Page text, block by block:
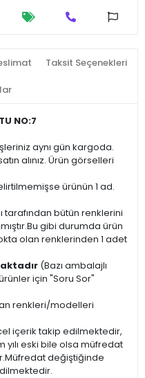
Taksit Seçenekleri
NO:7
aynı gün kargoda.
alınız. Ürün görselleri
ürünün 1 ad.
tarafından bütün renklerini
gibi durumda ürün
olan renklerinden 1 adet
(Bazı ambalajlı
için "Soru Sor"
renkleri/modelleri
içerik takip edilmektedir,
yılı eski bile olsa müfredat
değiştiğinde